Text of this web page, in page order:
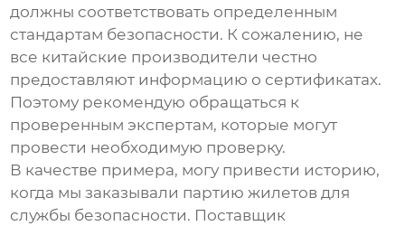
должны соответствовать определенным
стандартам безопасности. К сожалению, не
все китайские производители честно
предоставляют информацию о сертификатах.
Поэтому рекомендую обращаться к
проверенным экспертам, которые могут
провести необходимую проверку.
В качестве примера, могу привести историю,
когда мы заказывали партию жилетов для
службы безопасности. Поставщик